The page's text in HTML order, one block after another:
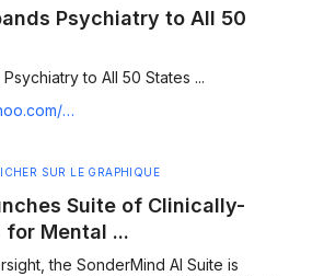
Psychiatry to All 50
to All 50 States ...
50-states-140000613.html
SUR LE GRAPHIQUE
Suite of Clinically-
for Mental ...
the SonderMind AI Suite is